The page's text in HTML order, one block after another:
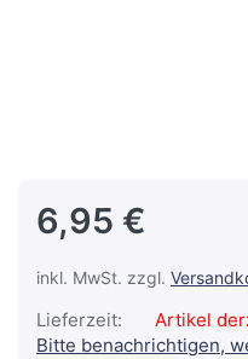
6,95 €
inkl. MwSt. zzgl.
Lieferzeit:
Artikel
Bitte benachrichtigen,